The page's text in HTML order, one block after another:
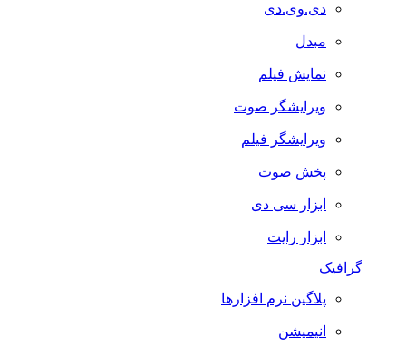
دی.وی.دی
مبدل
نمایش فیلم
ویرایشگر صوت
ویرایشگر فیلم
پخش صوت
ابزار سی دی
ابزار رایت
گرافیک
پلاگین نرم افزارها
انیمیشن